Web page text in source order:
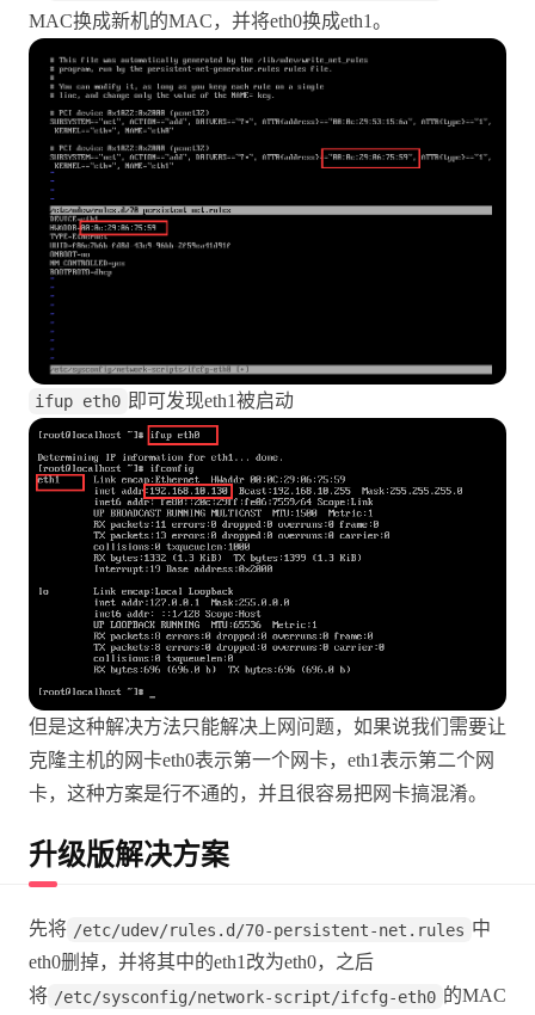
MAC换成新机的MAC，并将eth0换成eth1。
ifup eth0 即可发现eth1被启动
但是这种解决方法只能解决上网问题，如果说我们需要让
克隆主机的网卡eth0表示第一个网卡，eth1表示第二个网
卡，这种方案是行不通的，并且很容易把网卡搞混淆。
升级版解决方案
先将 /etc/udev/rules.d/70-persistent-net.rules 中
eth0删掉，并将其中的eth1改为eth0，之后
将 /etc/sysconfig/network-script/ifcfg-eth0 的MAC